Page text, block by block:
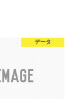
データ